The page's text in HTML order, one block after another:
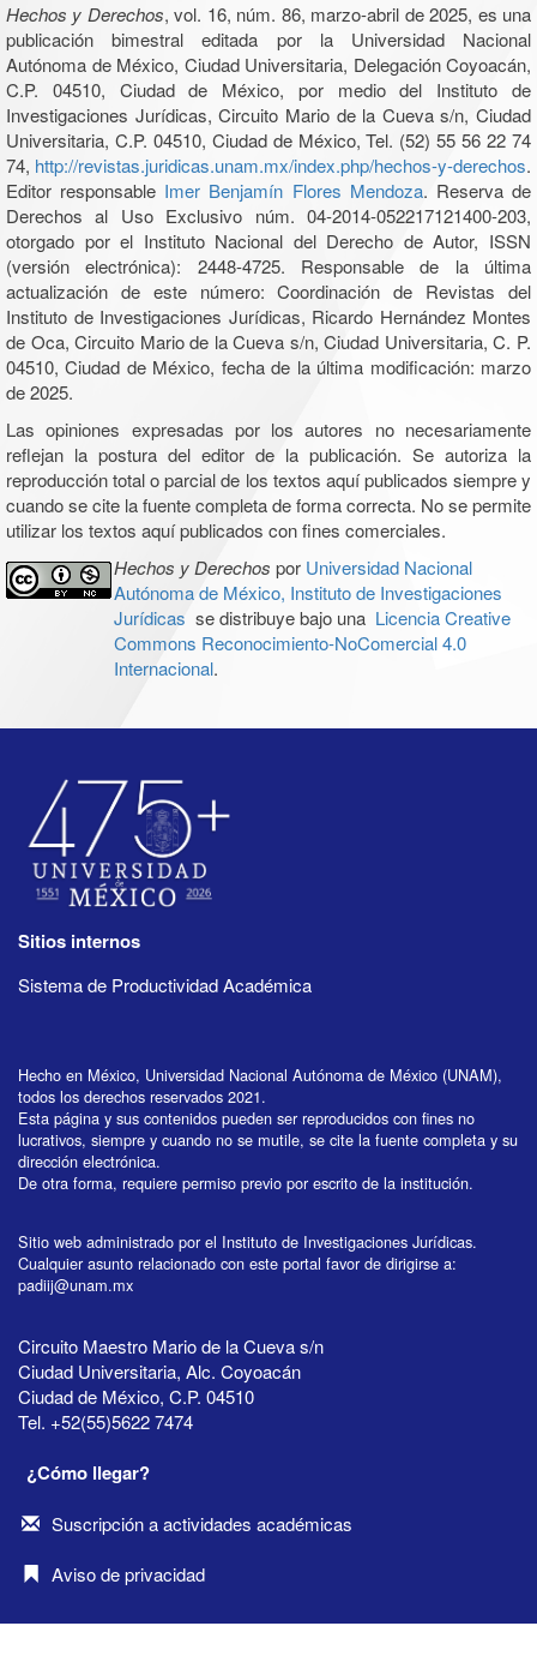
Hechos y Derechos, vol. 16, núm. 86, marzo-abril de 2025, es una
publicación bimestral editada por la Universidad Nacional
Autónoma de México, Ciudad Universitaria, Delegación Coyoacán,
C.P. 04510, Ciudad de México, por medio del Instituto de
Investigaciones Jurídicas, Circuito Mario de la Cueva s/n, Ciudad
Universitaria, C.P. 04510, Ciudad de México, Tel. (52) 55 56 22 74
74, http://revistas.juridicas.unam.mx/index.php/hechos-y-derechos.
Editor responsable Imer Benjamín Flores Mendoza. Reserva de
Derechos al Uso Exclusivo núm. 04-2014-052217121400-203,
otorgado por el Instituto Nacional del Derecho de Autor, ISSN
(versión electrónica): 2448-4725. Responsable de la última
actualización de este número: Coordinación de Revistas del
Instituto de Investigaciones Jurídicas, Ricardo Hernández Montes
de Oca, Circuito Mario de la Cueva s/n, Ciudad Universitaria, C. P.
04510, Ciudad de México, fecha de la última modificación: marzo
de 2025.
Las opiniones expresadas por los autores no necesariamente
reflejan la postura del editor de la publicación. Se autoriza la
reproducción total o parcial de los textos aquí publicados siempre y
cuando se cite la fuente completa de forma correcta. No se permite
utilizar los textos aquí publicados con fines comerciales.
Hechos y Derechos por Universidad Nacional
Autónoma de México, Instituto de Investigaciones
Jurídicas se distribuye bajo una Licencia Creative
Commons Reconocimiento-NoComercial 4.0
Internacional.
Sitios internos
Sistema de Productividad Académica
Hecho en México, Universidad Nacional Autónoma de México (UNAM),
todos los derechos reservados 2021.
Esta página y sus contenidos pueden ser reproducidos con fines no
lucrativos, siempre y cuando no se mutile, se cite la fuente completa y su
dirección electrónica.
De otra forma, requiere permiso previo por escrito de la institución.
Sitio web administrado por el Instituto de Investigaciones Jurídicas.
Cualquier asunto relacionado con este portal favor de dirigirse a:
padiij@unam.mx
Circuito Maestro Mario de la Cueva s/n
Ciudad Universitaria, Alc. Coyoacán
Ciudad de México, C.P. 04510
Tel. +52(55)5622 7474
¿Cómo llegar?
Suscripción a actividades académicas
Aviso de privacidad